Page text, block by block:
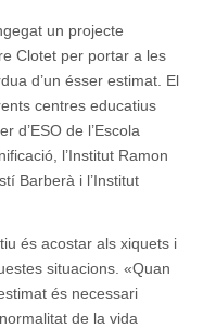
un projecte
Clotet per portar a les
d’un ésser estimat. El
centres educatius
d’ESO de l’Escola
l’Institut Ramon
Barberà i l’Institut
és acostar als xiquets i
situacions. «Quan
és necessari
de la vida